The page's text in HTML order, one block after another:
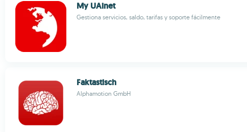
My UAinet
Gestiona servicios, saldo, tarifas y soporte fácilmente
Faktastisch
Alphamotion GmbH